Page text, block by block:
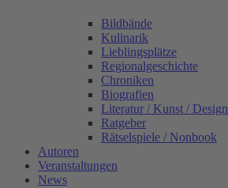
Bildbände
Kulinarik
Lieblingsplätze
Regionalgeschichte
Chroniken
Biografien
Literatur / Kunst / Design
Ratgeber
Rätselspiele / Nonbook
Autoren
Veranstaltungen
News